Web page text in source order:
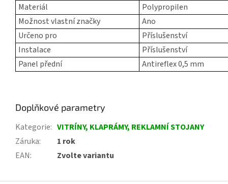
Materiál
Polypropilen
Možnost vlastní značky
Ano
Určeno pro
Příslušenství
Instalace
Příslušenství
Panel přední
Antireflex 0,5 mm
Doplňkové parametry
Kategorie: VITRÍNY, KLAPRÁMY, REKLAMNÍ STOJANY
Záruka:
1 rok
EAN: Zvolte variantu